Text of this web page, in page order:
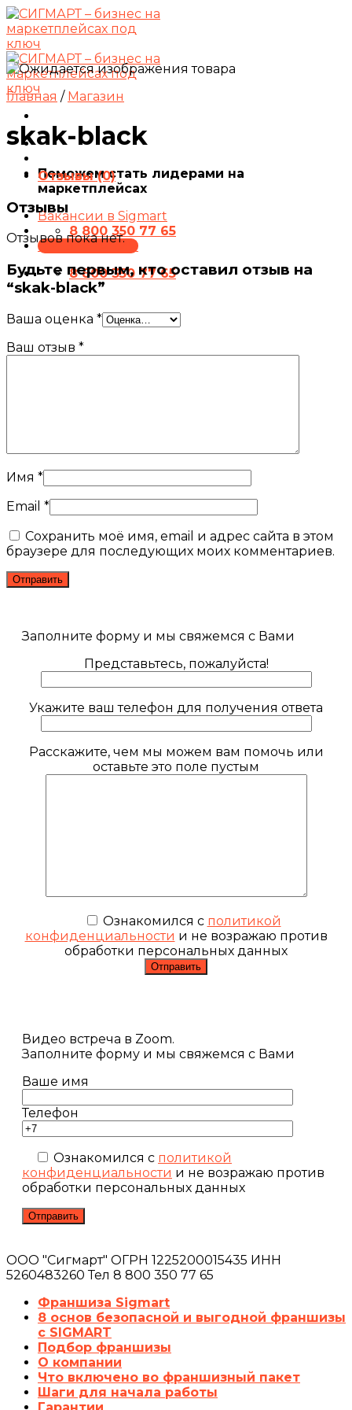
Skip
to
content
Поможем стать лидерами на
маркетплейсах
Вакансии в Sigmart
8 800 350 77 65
ПРЕЗЕНТАЦИЯ
8 800 350 77 65
Главная / Магазин
skak-black
Отзывы (0)
Отзывы
Отзывов пока нет.
Будьте первым, кто оставил отзыв на
“skak-black”
Ваша оценка *
Ваш отзыв *
Имя *
Email *
Сохранить моё имя, email и адрес сайта в этом
браузере для последующих моих комментариев.
Заполните форму и мы свяжемся с Вами
Представьтесь, пожалуйста!
Укажите ваш телефон для получения ответа
Расскажите, чем мы можем вам помочь или
оставьте это поле пустым
Ознакомился с политикой
конфиденциальности и не возражаю против
обработки персональных данных
Видео встреча в Zoom.
Заполните форму и мы свяжемся с Вами
Ваше имя
Телефон
Ознакомился с политикой
конфиденциальности и не возражаю против
обработки персональных данных
ООО "Сигмарт" ОГРН 1225200015435 ИНН
5260483260 Тел 8 800 350 77 65
Франшиза Sigmart
8 основ безопасной и выгодной франшизы
с SIGMART
Подбор франшизы
О компании
Что включено во франшизный пакет
Шаги для начала работы